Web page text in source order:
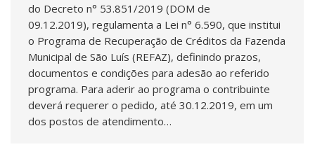
do Decreto n° 53.851/2019 (DOM de
09.12.2019), regulamenta a Lei n° 6.590, que institui
o Programa de Recuperação de Créditos da Fazenda
Municipal de São Luís (REFAZ), definindo prazos,
documentos e condições para adesão ao referido
programa. Para aderir ao programa o contribuinte
deverá requerer o pedido, até 30.12.2019, em um
dos postos de atendimento…